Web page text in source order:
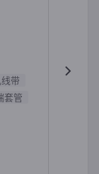
线带
套管